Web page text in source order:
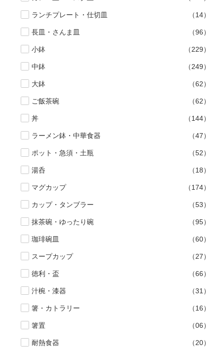
ランチプレート・仕切皿 （14）
長皿・さんま皿 （96）
小鉢 （229）
中鉢 （249）
大鉢 （62）
ご飯茶碗 （62）
丼 （144）
ラーメン鉢・中華食器 （47）
ポット・急須・土瓶 （52）
湯呑 （18）
マグカップ （174）
カップ・タンブラー （53）
抹茶碗・ゆったり碗 （95）
珈琲碗皿 （60）
スープカップ （27）
徳利・盃 （66）
汁椀・漆器 （31）
箸・カトラリー （16）
箸置 （06）
耐熱食器 （20）